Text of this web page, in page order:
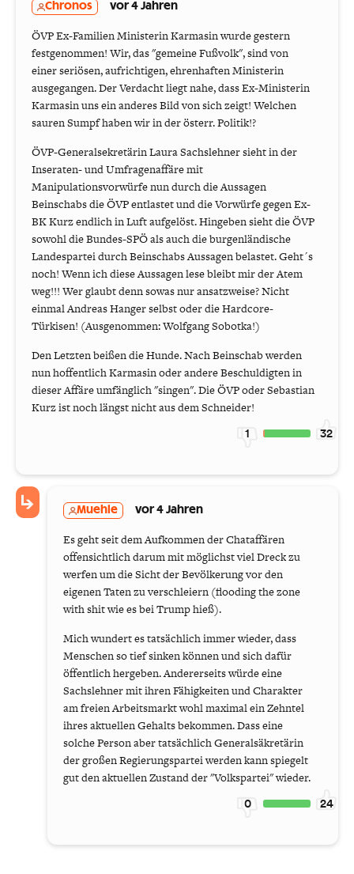
Chronos vor 4 Jahren
ÖVP Ex-Familien Ministerin Karmasin wurde gestern
festgenommen! Wir, das "gemeine Fußvolk", sind von
einer seriösen, aufrichtigen, ehrenhaften Ministerin
ausgegangen. Der Verdacht liegt nahe, dass Ex-Ministerin
Karmasin uns ein anderes Bild von sich zeigt! Welchen
sauren Sumpf haben wir in der österr. Politik!?
ÖVP-Generalsekretärin Laura Sachslehner sieht in der
Inseraten- und Umfragenaffäre mit
Manipulationsvorwürfe nun durch die Aussagen
Beinschabs die ÖVP entlastet und die Vorwürfe gegen Ex-
BK Kurz endlich in Luft aufgelöst. Hingeben sieht die ÖVP
sowohl die Bundes-SPÖ als auch die burgenländische
Landespartei durch Beinschabs Aussagen belastet. Geht´s
noch! Wenn ich diese Aussagen lese bleibt mir der Atem
weg!!! Wer glaubt denn sowas nur ansatzweise? Nicht
einmal Andreas Hanger selbst oder die Hardcore-
Türkisen! (Ausgenommen: Wolfgang Sobotka!)
Den Letzten beißen die Hunde. Nach Beinschab werden
nun hoffentlich Karmasin oder andere Beschuldigten in
dieser Affäre umfänglich "singen". Die ÖVP oder Sebastian
Kurz ist noch längst nicht aus dem Schneider!
1 32
Muehle vor 4 Jahren
Es geht seit dem Aufkommen der Chataffären
offensichtlich darum mit möglichst viel Dreck zu
werfen um die Sicht der Bevölkerung vor den
eigenen Taten zu verschleiern (flooding the zone
with shit wie es bei Trump hieß).
Mich wundert es tatsächlich immer wieder, dass
Menschen so tief sinken können und sich dafür
öffentlich hergeben. Andererseits würde eine
Sachslehner mit ihren Fähigkeiten und Charakter
am freien Arbeitsmarkt wohl maximal ein Zehntel
ihres aktuellen Gehalts bekommen. Dass eine
solche Person aber tatsächlich Generalsäkretärin
der großen Regierungspartei werden kann spiegelt
gut den aktuellen Zustand der "Volkspartei" wieder.
0 24